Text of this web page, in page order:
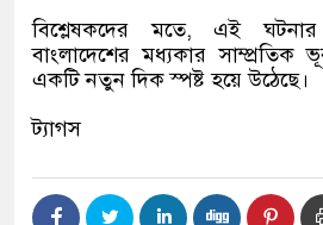
বিশ্লেষকদের মতে, এই
বাংলাদেশের মধ্যকার সাম্প্রতিক
একটি নতুন দিক স্পষ্ট হয়ে উঠেছে।
ট্যাগস